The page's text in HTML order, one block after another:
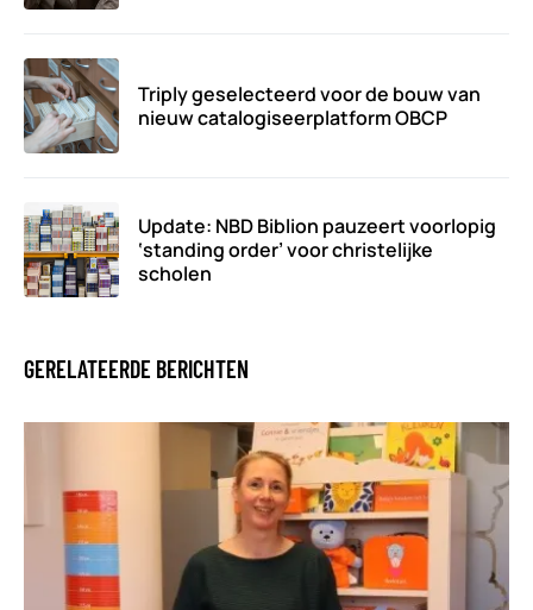
Triply geselecteerd voor de bouw van
nieuw catalogiseerplatform OBCP
Update: NBD Biblion pauzeert voorlopig
‘standing order’ voor christelijke
scholen
GERELATEERDE BERICHTEN